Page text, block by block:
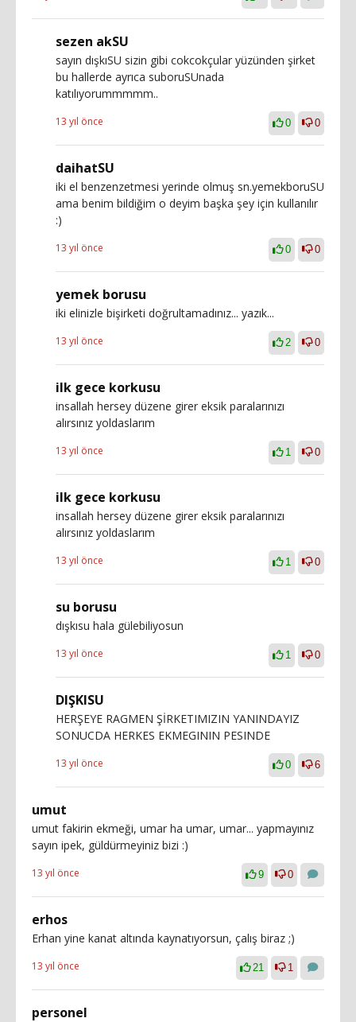
sezen akSU
sayın dışkıSU sizin gibi cokcokçular yüzünden şirket
bu hallerde ayrıca suboruSUnada
katılıyorummmmm..
13 yıl önce 0 0
daihatSU
iki el benzenzetmesi yerinde olmuş sn.yemekboruSU
ama benim bildiğim o deyim başka şey için kullanılır
:)
13 yıl önce 0 0
yemek borusu
iki elinizle bişirketi doğrultamadınız... yazık...
13 yıl önce 2 0
ilk gece korkusu
insallah hersey düzene girer eksik paralarınızı
alırsınız yoldaslarım
13 yıl önce 1 0
ilk gece korkusu
insallah hersey düzene girer eksik paralarınızı
alırsınız yoldaslarım
13 yıl önce 1 0
su borusu
dışkısu hala gülebiliyosun
13 yıl önce 1 0
DIŞKISU
HERŞEYE RAGMEN ŞİRKETIMIZIN YANINDAYIZ
SONUCDA HERKES EKMEGININ PESINDE
13 yıl önce 0 6
umut
umut fakirin ekmeği, umar ha umar, umar... yapmayınız
sayın ipek, güldürmeyiniz bizi :)
13 yıl önce 9 0
erhos
Erhan yine kanat altında kaynatıyorsun, çalış biraz ;)
13 yıl önce 21 1
personel